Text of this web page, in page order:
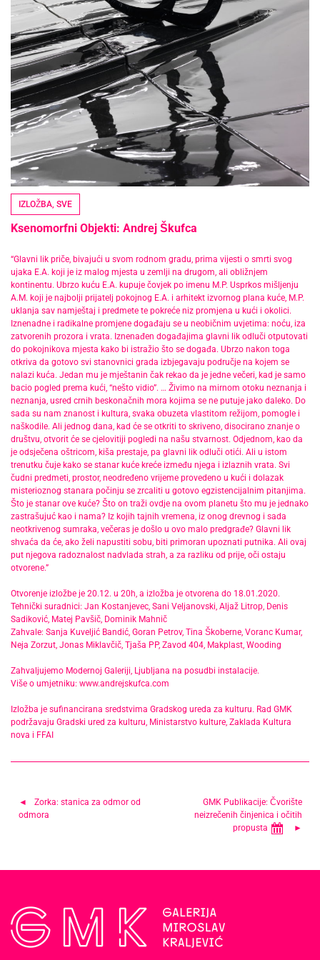
IZLOŽBA, SVE
Ksenomorfni Objekti: Andrej Škufca
“Glavni lik priče, bivajući u svom rodnom gradu, prima vijesti o smrti svog
ujaka E.A. koji je iz malog mjesta u zemlji na drugom, ali obližnjem
kontinentu. Ubrzo kuću E.A. kupuje čovjek po imenu M.P. Usprkos mišljenju
A.M. koji je najbolji prijatelj pokojnog E.A. i arhitekt izvornog plana kuće, M.P.
uklanja sav namještaj i predmete te pokreće niz promjena u kući i okolici.
Iznenadne i radikalne promjene događaju se u neobičnim uvjetima: noću, iza
zatvorenih prozora i vrata. Iznenađen događajima glavni lik odluči otputovati
do pokojnikova mjesta kako bi istražio što se događa. Ubrzo nakon toga
otkriva da gotovo svi stanovnici grada izbjegavaju područje na kojem se
nalazi kuća. Jedan mu je mještanin čak rekao da je jedne večeri, kad je samo
bacio pogled prema kući, “nešto vidio”. … Živimo na mirnom otoku neznanja i
neznanja, usred crnih beskonačnih mora kojima se ne putuje jako daleko. Do
sada su nam znanost i kultura, svaka obuzeta vlastitom režijom, pomogle i
naškodile. Ali jednog dana, kad će se otkriti to skriveno, disocirano znanje o
društvu, otvorit će se cjelovitiji pogledi na našu stvarnost. Odjednom, kao da
je odsječena oštricom, kiša prestaje, pa glavni lik odluči otići. Ali u istom
trenutku čuje kako se stanar kuće kreće između njega i izlaznih vrata. Svi
čudni predmeti, prostor, neodređeno vrijeme provedeno u kući i dolazak
misterioznog stanara počinju se zrcaliti u gotovo egzistencijalnim pitanjima.
Što je stanar ove kuće? Što on traži ovdje na ovom planetu što mu je jednako
zastrašujuć kao i nama? Iz kojih tajnih vremena, iz onog drevnog i sada
neotkrivenog sumraka, večeras je došlo u ovo malo predgrađe? Glavni lik
shvaća da će, ako želi napustiti sobu, biti primoran upoznati putnika. Ali ovaj
put njegova radoznalost nadvlada strah, a za razliku od prije, oči ostaju
otvorene.”
Otvorenje izložbe je 20.12. u 20h, a izložba je otvorena do 18.01.2020.
Tehnički suradnici: Jan Kostanjevec, Sani Veljanovski, Aljaž Litrop, Denis
Sadiković, Matej Pavšič, Dominik Mahnič
Zahvale: Sanja Kuveljić Bandić, Goran Petrov, Tina Škoberne, Voranc Kumar,
Neja Zorzut, Jonas Miklavčič, Tjaša PP, Zavod 404, Makplast, Wooding
Zahvaljujemo Modernoj Galeriji, Ljubljana na posudbi instalacije.
Više o umjetniku: www.andrejskufca.com
Izložba je sufinancirana sredstvima Gradskog ureda za kulturu. Rad GMK
podržavaju Gradski ured za kulturu, Ministarstvo kulture, Zaklada Kultura
nova i FFAI
Navigacija
objava
Zorka: stanica za odmor od
odmora
GMK Publikacije: Čvorište
neizrečenih činjenica i očitih
propusta